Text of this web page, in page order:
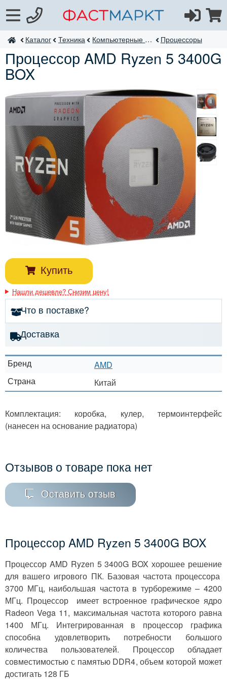
ФастМаркт
Каталог Техника Компьютерные комплектующие Процессоры
Процессор AMD Ryzen 5 3400G
BOX
Бренд
AMD
Страна
Китай
Купить
Нашли дешевле? Снизим цену!
Что в поставке?
Доставка
Комплектация: коробка, кулер, термоинтерфейс
(нанесен на основание радиатора)
Процессор AMD Ryzen 5 3400G BOX
Процессор AMD Ryzen 5 3400G BOX хорошее решение
для вашего игрового ПК. Базовая частота процессора
3700 МГц, наибольшая частота в турборежиме – 4200
МГц. Процессор имеет встроенное графическое ядро
Radeon Vega 11, максимальная частота которого равна
1400 МГц. Интегрированная в процессор графика
способна удовлетворить потребности большого
количества пользователей. Процессор обладает
совместимостью с памятью DDR4, объем которой может
достигать 128 ГБ
Отзывов о товаре пока нет
Оставить отзыв